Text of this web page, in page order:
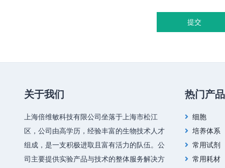
提交
关于我们
上海倍维敏科技有限公司坐落于上海市松江
区，公司由高学历，经验丰富的生物技术人才
组成，是一支积极进取且富有活力的队伍。公
司主要提供实验产品与技术的整体服务解决方
热门产品
细胞
培养体系
常用试剂
常用耗材